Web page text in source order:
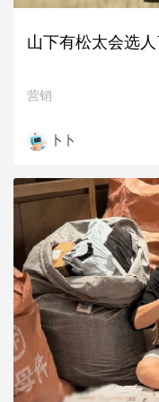
山下有松太会选
营销
卜卜